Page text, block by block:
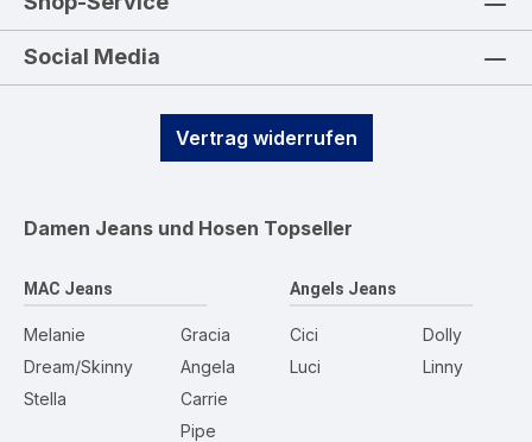
Social Media
Vertrag widerrufen
Damen Jeans und Hosen Topseller
MAC Jeans
Melanie
Dream/Skinny
Stella
Gracia
Angela
Carrie
Pipe
Angels Jeans
Cici
Luci
Dolly
Linny